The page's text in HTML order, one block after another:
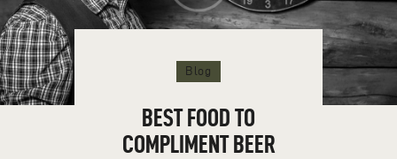
Blog
BEST FOOD TO
COMPLIMENT BEER